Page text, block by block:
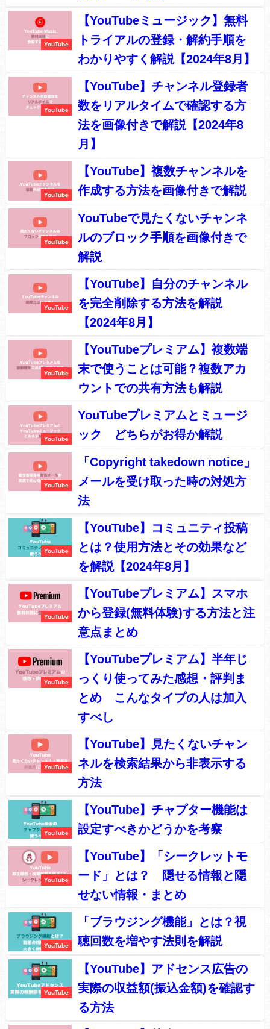
YouTube
【YouTubeミュージック】無料
トライアルの登録・解約手順を
わかりやすく解説【2024年8月】
YouTube
【YouTube】チャンネル登録者
数をリアルタイムで確認する方
法を画像付きで解説【2024年8
月】
YouTube
【YouTube】複数チャンネルを
作成する方法を画像付きで解説
YouTube
YouTubeで見たくないチャンネ
ルのブロック手順を画像付きで
解説
YouTube
【YouTube】自分のチャンネル
を完全削除する方法を解説
【2024年8月】
YouTube
【YouTubeプレミアム】複数端
末で使うことは可能？複数アカ
ウントでの共有方法も解説
YouTube
YouTubeプレミアムとミュージ
ック どちらがお得か解説
YouTube
「Copyright takedown notice」
メールを受け取った時の対処方
法
YouTube
【YouTube】コミュニティ投稿
とは？使用方法とその効果など
を解説【2024年8月】
YouTube
【YouTubeプレミアム】スマホ
から登録(無料体験)する方法と注
意点まとめ
YouTube
【YouTubeプレミアム】半年じ
っくり使ってみた感想・評判ま
とめ こんなタイプの人は加入
すべし
YouTube
【YouTube】見たくないチャン
ネルを検索結果から非表示する
方法
YouTube
【YouTube】チャプター機能は
設定すべきかどうかを考察
YouTube
【YouTube】「シークレットモ
ード」とは？ 隠せる情報と隠
せない情報・まとめ
YouTube
「ブラウジング機能」とは？視
聴回数を増やす法則を解説
YouTube
【YouTube】アドセンス広告の
実際の収益額(振込金額)を確認す
る方法